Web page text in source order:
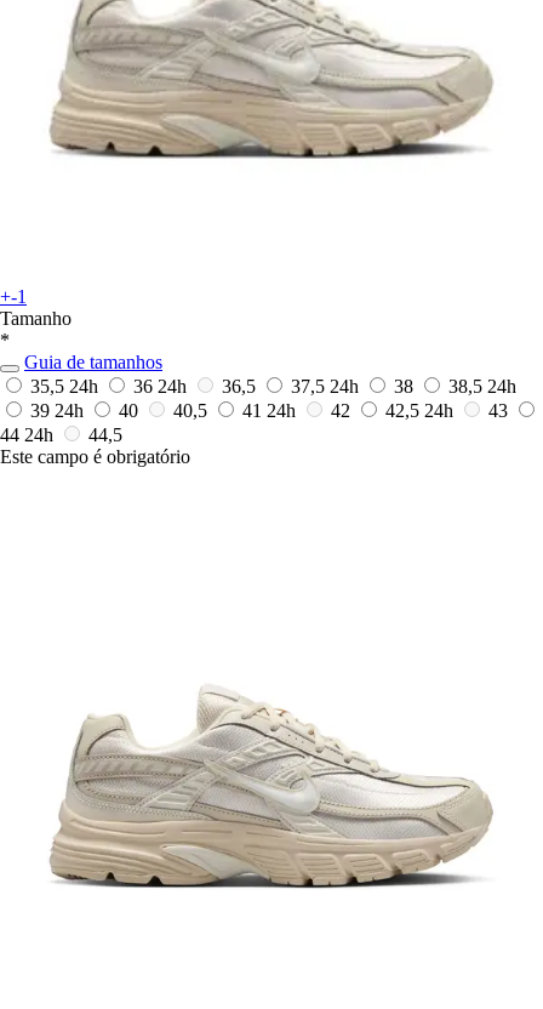
+-1
Tamanho
*
Guia de tamanhos
35,5 24h 36 24h 36,5 37,5 24h 38 38,5 24h
39 24h 40 40,5 41 24h 42 42,5 24h
43
44 24h
44,5
Este campo é obrigatório